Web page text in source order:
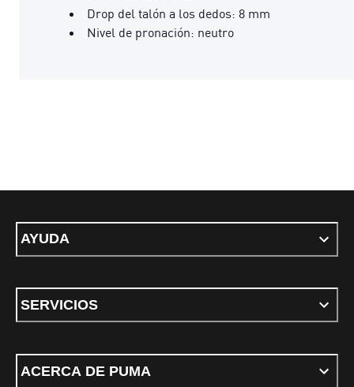
Drop del talón a los dedos: 8 mm
Nivel de pronación: neutro
AYUDA
SERVICIOS
ACERCA DE PUMA